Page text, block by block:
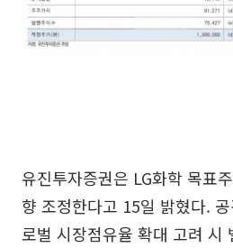
유진투자증권은 LG화학 목표
향 조정한다고 15일 밝혔다.
로벌 시장점유율 확대 고려 시